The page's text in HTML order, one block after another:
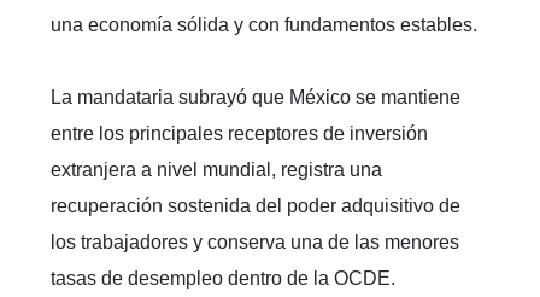
una economía sólida y con fundamentos estables.
La mandataria subrayó que México se mantiene
entre los principales receptores de inversión
extranjera a nivel mundial, registra una
recuperación sostenida del poder adquisitivo de
los trabajadores y conserva una de las menores
tasas de desempleo dentro de la OCDE.